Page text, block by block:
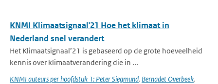
KNMI Klimaatsignaal'21 Hoe het klimaat in
Nederland snel verandert
Het Klimaatsignaal’21 is gebaseerd op de grote hoeveelheid
kennis over klimaatverandering die in ...
KNMI auteurs per hoofdstuk 1: Peter Siegmund, Bernadet Overbeek,